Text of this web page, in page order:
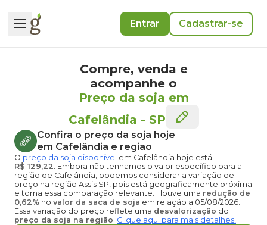
Entrar Cadastrar-se
Compre, venda e
acompanhe o
Preço da soja em
Cafelândia - SP
Confira o preço da soja hoje
em Cafelândia e região
O preço da soja disponível em Cafelândia hoje está
R$ 129,22. Embora não tenhamos o valor específico para a
região de Cafelândia, podemos considerar a variação de
preço na região Assis SP, pois está geograficamente próxima
e torna essa comparação relevante. Houve uma redução de
0,62% no valor da saca de soja em relação a 05/08/2026.
Essa variação do preço reflete uma desvalorização do
preço da soja na região. Clique aqui para mais detalhes!